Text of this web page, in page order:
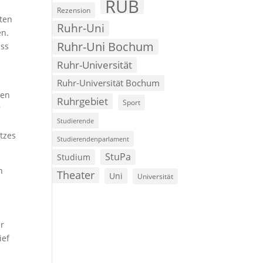
Rezension RUB
Ruhr-Uni
Ruhr-Uni Bochum
Ruhr-Universität
Ruhr-Universität Bochum
Ruhrgebiet Sport
Studierende
Studierendenparlament
Studium StuPa
Theater Uni Universität